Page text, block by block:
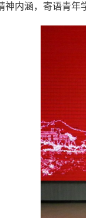
神内涵，寄语青年